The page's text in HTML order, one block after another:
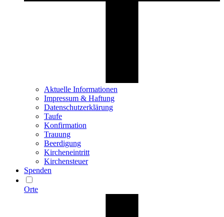
Aktuelle Informationen
Impressum & Haftung
Datenschutzerklärung
Taufe
Konfirmation
Trauung
Beerdigung
Kircheneintritt
Kirchensteuer
Spenden
Orte